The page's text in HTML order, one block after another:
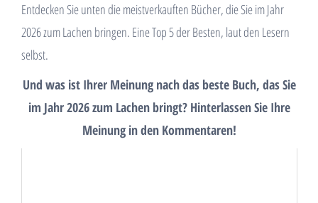
Entdecken Sie unten die meistverkauften Bücher, die Sie im Jahr
2026 zum Lachen bringen. Eine Top 5 der Besten, laut den Lesern
selbst.
Und was ist Ihrer Meinung nach das beste Buch, das Sie
im Jahr 2026 zum Lachen bringt? Hinterlassen Sie Ihre
Meinung in den Kommentaren!